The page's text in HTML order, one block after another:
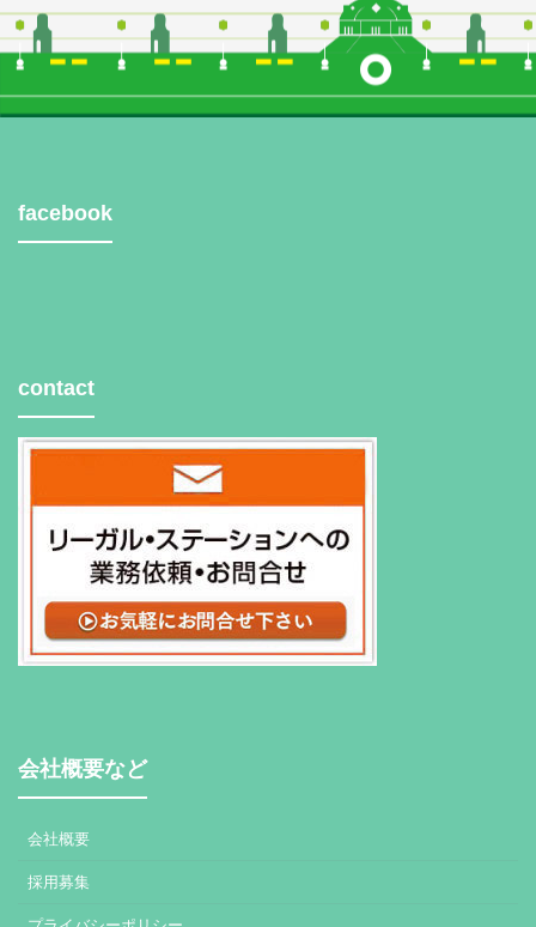
facebook
contact
会社概要など
会社概要
採用募集